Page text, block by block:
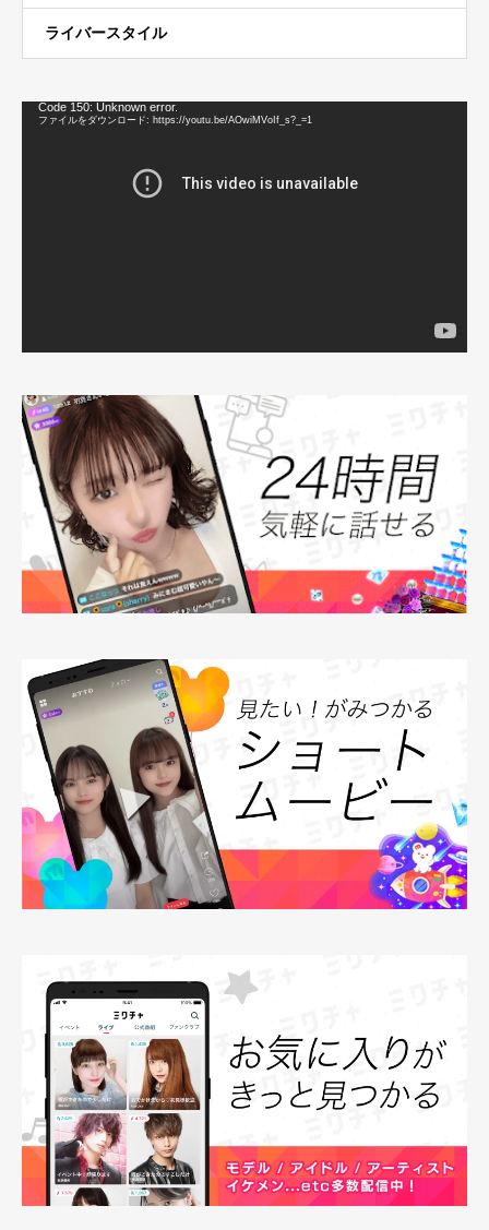
ライバースタイル
Code 150: Unknown error.
ファイルをダウンロード: https://youtu.be/AOwiMVoIf_s?_=1